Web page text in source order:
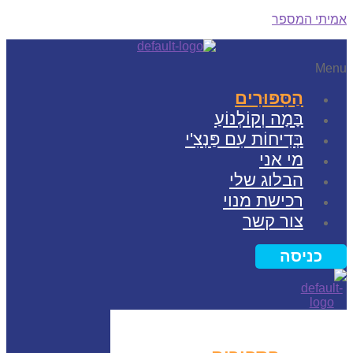
המספר
הַסִּפּוּרִים
בָּמָה וְקוֹלְנוֹעַ
בְּדִיחוֹת עִם פַּנְצִ'י
מי אני
הבלוג שלי
רכישת מנוי
צור קשר
כניסה